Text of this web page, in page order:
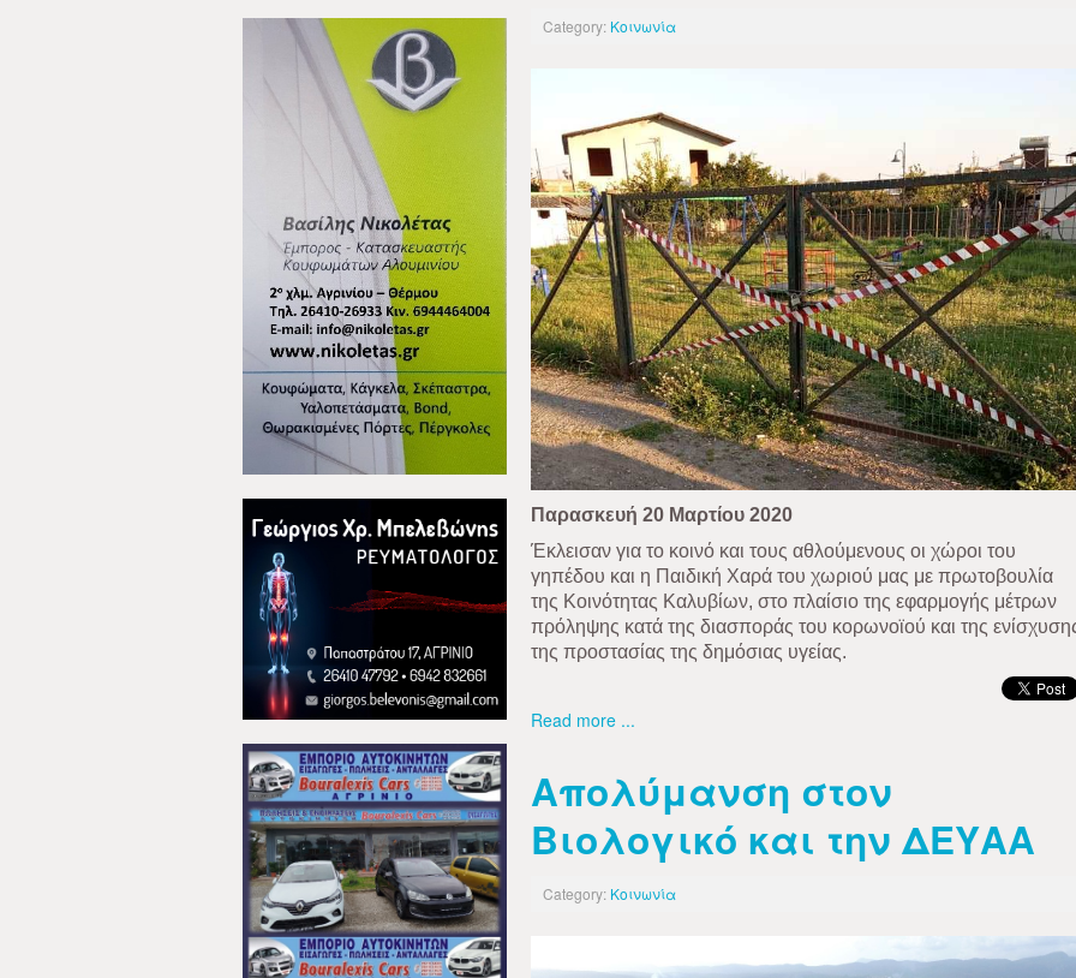
Category: Κοινωνία
Παρασκευή 20 Μαρτίου 2020
Έκλεισαν για το κοινό και τους αθλούμενους οι χώροι του
γηπέδου και η Παιδική Χαρά του χωριού μας με πρωτοβουλία
της Κοινότητας Καλυβίων, στο πλαίσιο της εφαρμογής μέτρων
πρόληψης κατά της διασποράς του κορωνοϊού και της
της προστασίας της δημόσιας υγείας.
Read more ...
Απολύμανση στον
Βιολογικό και την ΔΕΥΑΑ
Category: Κοινωνία